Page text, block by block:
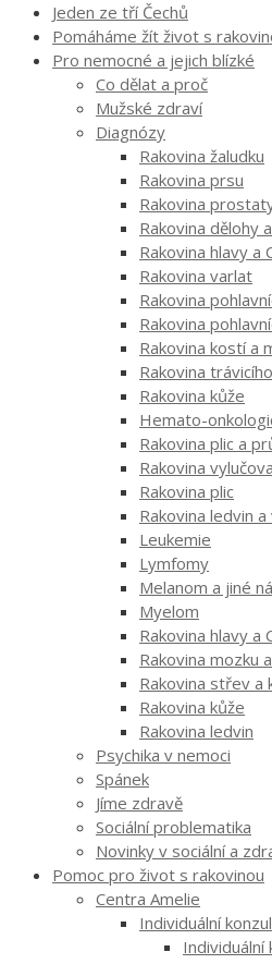
Jeden ze tří Čechů
Pomáháme žít život s
Pro nemocné a jejich blízké
Co dělat a proč
Mužské zdraví
Diagnózy
Rakovina žaludku
Rakovina prsu
Rakovina
Rakovina dělohy
Rakovina hlavy a
Rakovina varlat
Rakovina
Rakovina
Rakovina kostí a
Rakovina
Rakovina kůže
Hemato-
Rakovina plic a
Rakovina
Rakovina plic
Rakovina ledvin
Leukemie
Lymfomy
Melanom a jiné
Myelom
Rakovina hlavy a
Rakovina mozku
Rakovina střev a
Rakovina kůže
Rakovina ledvin
Psychika v nemoci
Spánek
Jíme zdravě
Sociální problematika
Novinky v sociální a
Pomoc pro život s rakovinou
Centra Amelie
Individuální
Individuální